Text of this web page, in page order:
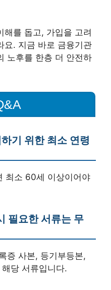
해를 돕고, 가입을 고려
요. 지금 바로 금융기관
노후를 한층 더 안전하
기 위한 최소 연령
최소 60세 이상이어야
필요한 서류는 무
증 사본, 등기부등본,
당 서류입니다.